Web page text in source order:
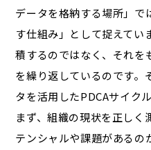
データを格納する場所」で
す仕組み」として捉えてい
積するのではなく、それを
を繰り返しているのです。
タを活用したPDCAサイク
まず、組織の現状を正しく
テンシャルや課題があるの